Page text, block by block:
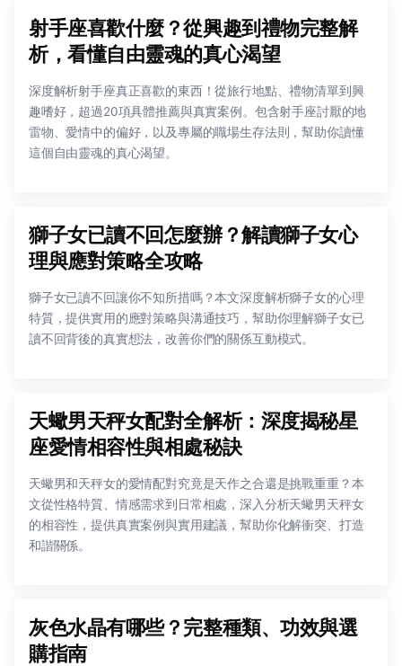
射手座喜歡什麼？從興趣到禮物完整解
析，看懂自由靈魂的真心渴望
深度解析射手座真正喜歡的東西！從旅行地點、禮物清單到興
趣嗜好，超過20項具體推薦與真實案例。包含射手座討厭的地
雷物、愛情中的偏好，以及專屬的職場生存法則，幫助你讀懂
這個自由靈魂的真心渴望。
獅子女已讀不回怎麼辦？解讀獅子女心
理與應對策略全攻略
獅子女已讀不回讓你不知所措嗎？本文深度解析獅子女的心理
特質，提供實用的應對策略與溝通技巧，幫助你理解獅子女已
讀不回背後的真實想法，改善你們的關係互動模式。
天蠍男天秤女配對全解析：深度揭秘星
座愛情相容性與相處秘訣
天蠍男和天秤女的愛情配對究竟是天作之合還是挑戰重重？本
文從性格特質、情感需求到日常相處，深入分析天蠍男天秤女
的相容性，提供真實案例與實用建議，幫助你化解衝突、打造
和諧關係。
灰色水晶有哪些？完整種類、功效與選
購指南